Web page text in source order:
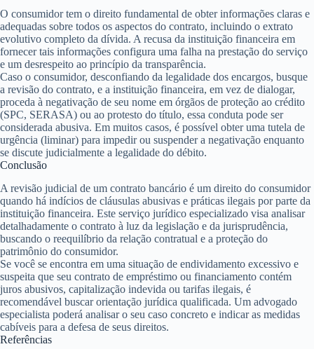
O consumidor tem o direito fundamental de obter informações claras e
adequadas sobre todos os aspectos do contrato, incluindo o extrato
evolutivo completo da dívida. A recusa da instituição financeira em
fornecer tais informações configura uma falha na prestação do serviço
e um desrespeito ao princípio da transparência.
Caso o consumidor, desconfiando da legalidade dos encargos, busque
a revisão do contrato, e a instituição financeira, em vez de dialogar,
proceda à negativação de seu nome em órgãos de proteção ao crédito
(SPC, SERASA) ou ao protesto do título, essa conduta pode ser
considerada abusiva. Em muitos casos, é possível obter uma tutela de
urgência (liminar) para impedir ou suspender a negativação enquanto
se discute judicialmente a legalidade do débito.
Conclusão
A revisão judicial de um contrato bancário é um direito do consumidor
quando há indícios de cláusulas abusivas e práticas ilegais por parte da
instituição financeira. Este serviço jurídico especializado visa analisar
detalhadamente o contrato à luz da legislação e da jurisprudência,
buscando o reequilíbrio da relação contratual e a proteção do
patrimônio do consumidor.
Se você se encontra em uma situação de endividamento excessivo e
suspeita que seu contrato de empréstimo ou financiamento contém
juros abusivos, capitalização indevida ou tarifas ilegais, é
recomendável buscar orientação jurídica qualificada. Um advogado
especialista poderá analisar o seu caso concreto e indicar as medidas
cabíveis para a defesa de seus direitos.
Referências